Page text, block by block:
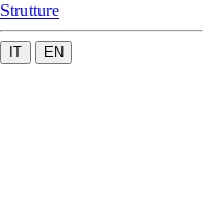
Strutture
IT EN